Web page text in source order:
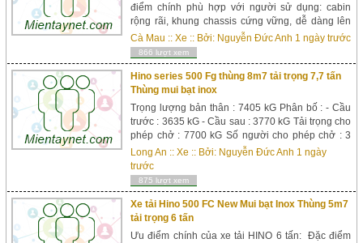
điểm chính phù hợp với người sử dụng: cabin
rộng rãi, khung chassis cứng vững, dễ dàng lên
xuống, góc nhìn rộng giúp lái xe quan sát kĩ , tầm
nhìn tối đa khi lái xe. Đạt tiêu chuẩn khí thải
EURO &...
Cà Mau ::Xe :: Bởi: Nguyễn Đức Anh 1 ngày trước
866 lượt xem
Hino series 500 Fg thùng 8m7 tải trọng 7,7 tấn
Thùng mui bạt inox
Trọng lượng bản thân : 7405 kG Phân bố : - Cầu
trước : 3635 kG - Cầu sau : 3770 kG Tải trọng cho
phép chở : 7700 kG Số người cho phép chở : 3
người Trọng lượng toàn bộ : 15300 kG Kích thước
xe : Dài x Rộng x Cao : 10930 x 2500 x 3500 mm
Kích thước lòng ...
Long An ::Xe :: Bởi: Nguyễn Đức Anh 1 ngày
trước
875 lượt xem
Xe tải Hino 500 FC New Mui bạt Inox Thùng 5m7
tải trọng 6 tấn
Ưu điểm chính của xe tải HINO 6 tấn: Đặc điểm